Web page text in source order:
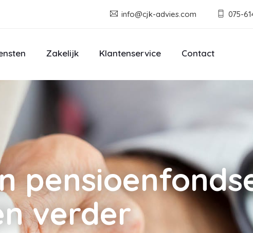
info@cjk-advies.com 075-
Zakelijk Klantenservice Contact
verder